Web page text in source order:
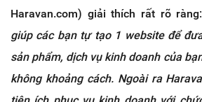
Haravan.com) giải thích rất rõ ràng:
giúp các bạn tự tạo 1 website để
sản phẩm, dịch vụ kinh doanh của
không khoảng cách. Ngoài ra